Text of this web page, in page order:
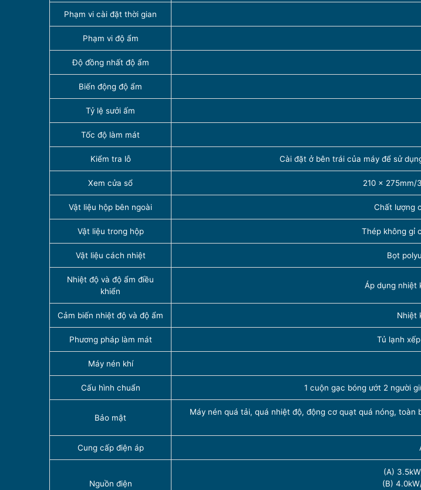
Phạm vi cài đặt thời gian
Phạm vi độ ẩm
Độ đồng nhất độ ẩm
Biến động độ ẩm
Tỷ lệ sưởi ấm
Tốc độ làm mát
Kiểm tra lỗ Cài đặt ở bên trái của máy để sử
Xem cửa sổ 210 × 275mm/
Vật liệu hộp bên ngoài Chất lượng
Vật liệu trong hộp Thép không gỉ
Vật liệu cách nhiệt Bọt
Nhiệt độ và độ ẩm điều
khiển
Áp dụng nhiệt
Cảm biến nhiệt độ và độ ẩm Nhiệt
Phương pháp làm mát Tủ lạnh
Máy nén khí
Cấu hình chuẩn 1 cuộn gạc bóng ướt 2 người
Bảo mật
Máy nén quá tải, quá nhiệt độ, động cơ quạt quá nóng,
Cung cấp điện áp
Nguồn điện
(A)
(B)